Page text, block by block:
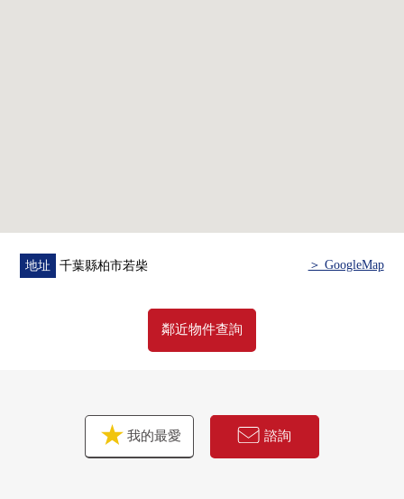
地址 千葉縣柏市若柴 ＞ GoogleMap
鄰近物件查詢
我的最愛 諮詢